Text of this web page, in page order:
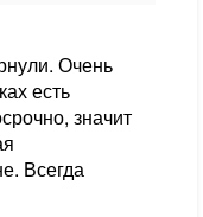
Очень
есть
значит
Всегда